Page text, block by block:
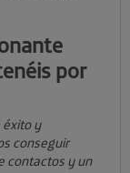
por
éxito y
conseguir
contactos y un